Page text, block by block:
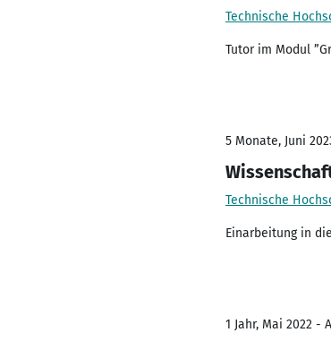
Technische
Tutor im Modul
5 Monate, Juni
Technische
Einarbeitung in
1 Jahr, Mai 2022 -